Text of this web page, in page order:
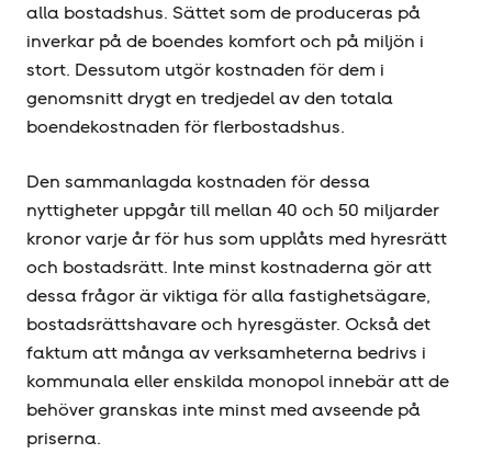
alla bostadshus. Sättet som de produceras på
inverkar på de boendes komfort och på miljön i
stort. Dessutom utgör kostnaden för dem i
genomsnitt drygt en tredjedel av den totala
boendekostnaden för flerbostadshus.
Den sammanlagda kostnaden för dessa
nyttigheter uppgår till mellan 40 och 50 miljarder
kronor varje år för hus som upplåts med hyresrätt
och bostadsrätt. Inte minst kostnaderna gör att
dessa frågor är viktiga för alla fastighetsägare,
bostadsrättshavare och hyresgäster. Också det
faktum att många av verksamheterna bedrivs i
kommunala eller enskilda monopol innebär att de
behöver granskas inte minst med avseende på
priserna.